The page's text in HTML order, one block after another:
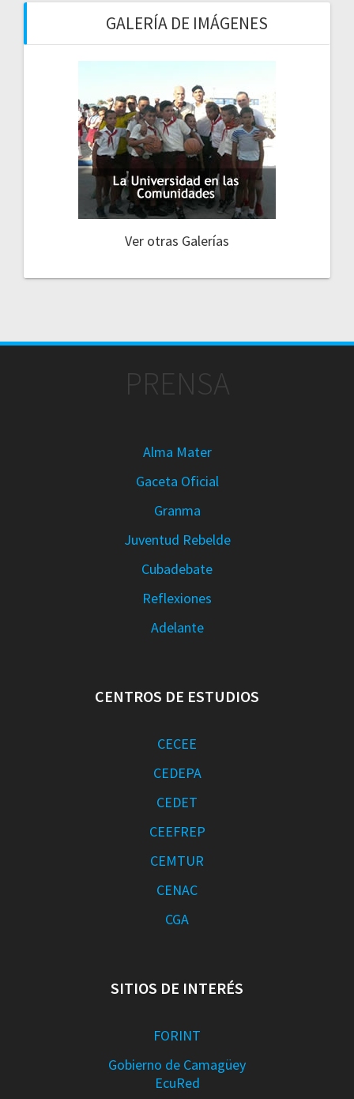
GALERÍA DE IMÁGENES
Ver otras Galerías
PRENSA
Alma Mater
Gaceta Oficial
Granma
Juventud Rebelde
Cubadebate
Reflexiones
Adelante
CENTROS DE ESTUDIOS
CECEE
CEDEPA
CEDET
CEEFREP
CEMTUR
CENAC
CGA
SITIOS DE INTERÉS
FORINT
Gobierno de Camagüey
EcuRed